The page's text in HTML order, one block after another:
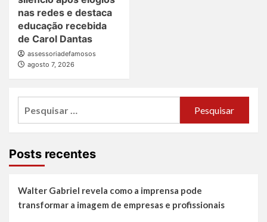
nas redes e destaca
educação recebida
de Carol Dantas
assessoriadefamosos
agosto 7, 2026
Posts recentes
Walter Gabriel revela como a imprensa pode
transformar a imagem de empresas e profissionais